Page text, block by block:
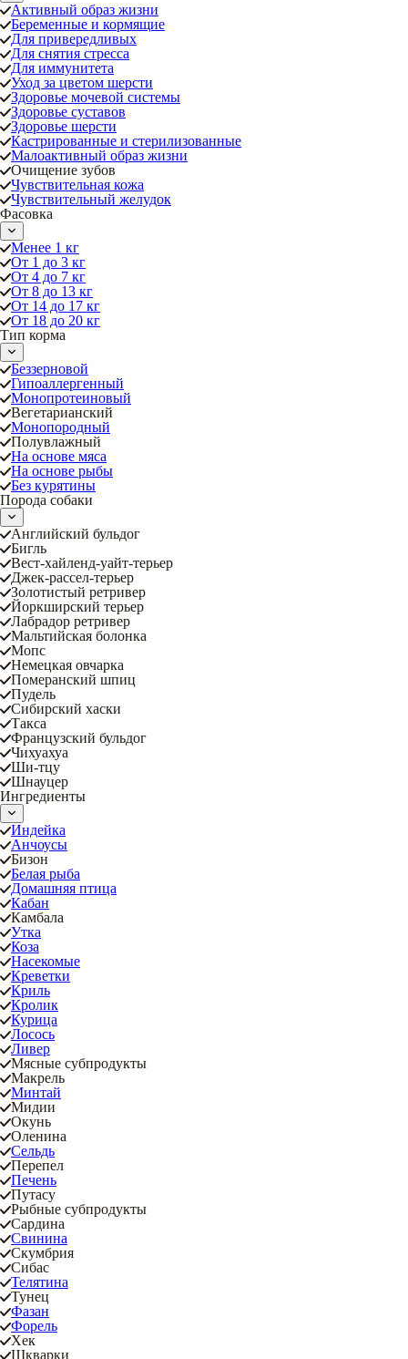
Активный образ жизни
Беременные и кормящие
Для привередливых
Для снятия стресса
Для иммунитета
Уход за цветом шерсти
Здоровье мочевой системы
Здоровье суставов
Здоровье шерсти
Кастрированные и стерилизованные
Малоактивный образ жизни
Очищение зубов
Чувствительная кожа
Чувствительный желудок
Фасовка
Менее 1 кг
От 1 до 3 кг
От 4 до 7 кг
От 8 до 13 кг
От 14 до 17 кг
От 18 до 20 кг
Тип корма
Беззерновой
Гипоаллергенный
Монопротеиновый
Вегетарианский
Монопородный
Полувлажный
На основе мяса
На основе рыбы
Без курятины
Порода собаки
Английский бульдог
Бигль
Вест-хайленд-уайт-терьер
Джек-рассел-терьер
Золотистый ретривер
Йоркширский терьер
Лабрадор ретривер
Мальтийская болонка
Мопс
Немецкая овчарка
Померанский шпиц
Пудель
Сибирский хаски
Такса
Французский бульдог
Чихуахуа
Ши-тцу
Шнауцер
Ингредиенты
Индейка
Анчоусы
Бизон
Белая рыба
Домашняя птица
Кабан
Камбала
Утка
Коза
Насекомые
Креветки
Криль
Кролик
Курица
Лосось
Ливер
Мясные субпродукты
Макрель
Минтай
Мидии
Окунь
Оленина
Сельдь
Перепел
Печень
Путасу
Рыбные субпродукты
Сардина
Свинина
Скумбрия
Сибас
Телятина
Тунец
Фазан
Форель
Хек
Шкварки